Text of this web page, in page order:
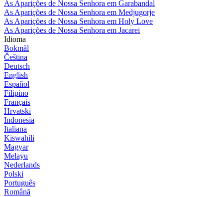
As Aparições de Nossa Senhora em Garabandal
As Aparições de Nossa Senhora em Medjugorje
As Aparições de Nossa Senhora em Holy Love
As Aparições de Nossa Senhora em Jacarei
Idioma
Bokmål
Čeština
Deutsch
English
Español
Filipino
Français
Hrvatski
Indonesia
Italiana
Kiswahili
Magyar
Melayu
Nederlands
Polski
Português
Română